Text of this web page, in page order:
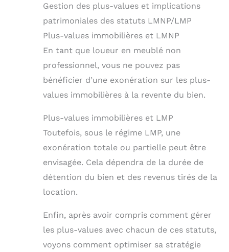
Gestion des plus-values et implications
patrimoniales des statuts LMNP/LMP
Plus-values immobilières et LMNP
En tant que loueur en meublé non
professionnel, vous ne pouvez pas
bénéficier d’une exonération sur les plus-
values immobilières à la revente du bien.
Plus-values immobilières et LMP
Toutefois, sous le régime LMP, une
exonération totale ou partielle peut être
envisagée. Cela dépendra de la durée de
détention du bien et des revenus tirés de la
location.
Enfin, après avoir compris comment gérer
les plus-values avec chacun de ces statuts,
voyons comment optimiser sa stratégie